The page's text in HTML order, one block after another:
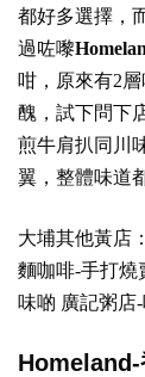
都好多選擇，
過咗嚟
咁，原來有2
醜，試下問下
煎牛肩扒同川
翼，整體味道
大埔其他黃店：
麵咖啡-手打燒
味啲 廣記粥店
Homeland-